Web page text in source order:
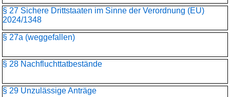
§ 27 Sichere Drittstaaten im Sinne der Verordnung (EU)
2024/1348
§ 27a (weggefallen)
§ 28 Nachfluchttatbestände
§ 29 Unzulässige Anträge